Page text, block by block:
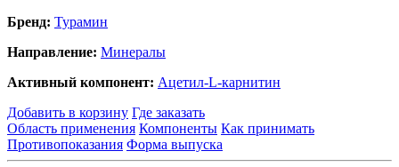
Бренд: Турамин
Направление: Минералы
Активный компонент: Ацетил-L-карнитин
Добавить в корзину Где заказать
Область применения Компоненты Как принимать
Противопоказания Форма выпуска